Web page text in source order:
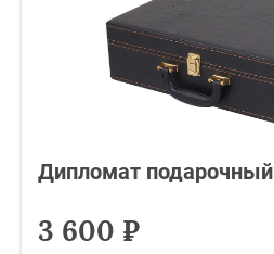
Дипломат подарочный
3 600 ₽